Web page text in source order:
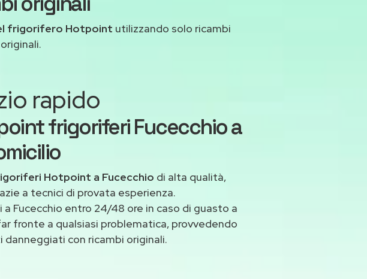
frigorifero Hotpoint utilizzando solo ricambi
originali.
rapido
frigoriferi Fucecchio a
Hotpoint a Fucecchio di alta qualità,
a tecnici di provata esperienza.
Fucecchio entro 24/48 ore in caso di guasto a
fronte a qualsiasi problematica, provvedendo
con ricambi originali.